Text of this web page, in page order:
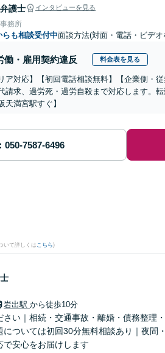
弁護士 インタビューを見る
務所
らも相談受付中面談方法(対面・電話・ビデ
働・雇用契約違反 料金表を見る
ア対応】【初回電話相談無料】【企業側・
請求、過労死・過労自殺まで対応します。
天満宮駅すぐ】
いて詳しくは こちら)
岩出駅 から徒歩10分
さい｜相続・交通事故・離婚・債務整理
については初回30分無料相談あり｜夜間
で安心をお届けします